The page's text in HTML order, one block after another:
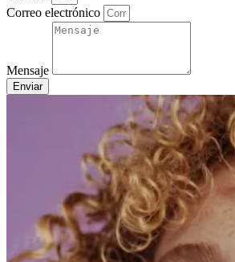
Correo electrónico
Mensaje
Enviar